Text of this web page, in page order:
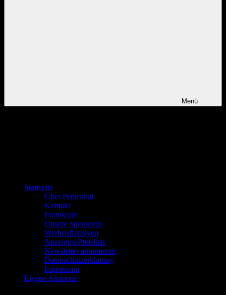
Menü
Startseite
Über Pedestrial
Kontakt
Protokolle
Unsere Sponsoren
Werbeoffensiven
Anzeigen-Preisliste
Newsletter abonnieren
Datenschutzerklärung
Impressum
Eigene Aktionen